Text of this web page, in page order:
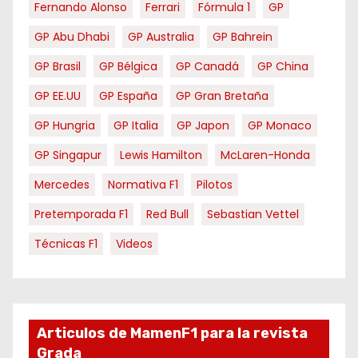
Fernando Alonso
Ferrari Fórmula 1
GP
GP Abu Dhabi
GP Australia
GP Bahrein
GP Brasil
GP Bélgica GP Canadá
GP China
GP EE.UU
GP España
GP Gran Bretaña
GP Hungria
GP Italia GP Japon
GP Monaco
GP Singapur
Lewis Hamilton
McLaren-Honda
Mercedes
Normativa F1
Pilotos
Pretemporada F1
Red Bull
Sebastian Vettel
Técnicas F1
Videos
Articulos de MamenF1 para la revista
Grada